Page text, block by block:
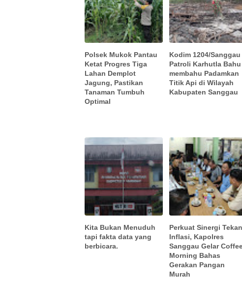
Polsek Mukok Pantau
Ketat Progres Tiga
Lahan Demplot
Jagung, Pastikan
Tanaman Tumbuh
Optimal
Kodim 1204/Sanggau
Patroli Karhutla Bahu
membahu Padamkan
Titik Api di Wilayah
Kabupaten Sanggau
Kita Bukan Menuduh
tapi fakta data yang
berbicara.
Perkuat Sinergi Tekan
Inflasi, Kapolres
Sanggau Gelar
Morning Bahas
Gerakan Pangan
Murah